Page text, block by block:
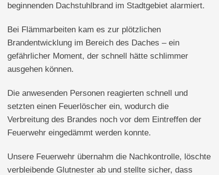
beginnenden Dachstuhlbrand im Stadtgebiet alarmiert.
Bei Flämmarbeiten kam es zur plötzlichen
Brandentwicklung im Bereich des Daches – ein
gefährlicher Moment, der schnell hätte schlimmer
ausgehen können.
Die anwesenden Personen reagierten schnell und
setzten einen Feuerlöscher ein, wodurch die
Verbreitung des Brandes noch vor dem Eintreffen der
Feuerwehr eingedämmt werden konnte.
Unsere Feuerwehr übernahm die Nachkontrolle, löschte
verbleibende Glutnester ab und stellte sicher, dass